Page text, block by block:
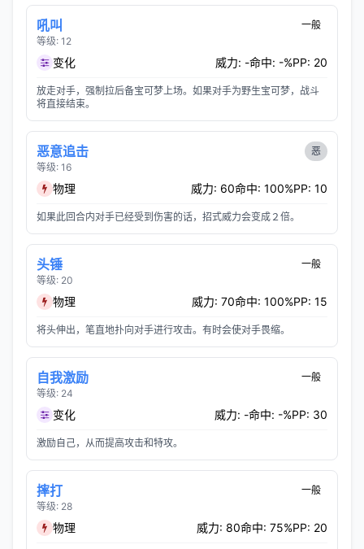
吼叫
等级: 12
一般
变化 威力: -命中: -%PP: 20
放走对手，强制拉后备宝可梦上场。如果对手为野生宝可梦，战斗
将直接结束。
恶意追击
等级: 16
恶
物理 威力: 60命中: 100%PP: 10
如果此回合内对手已经受到伤害的话，招式威力会变成２倍。
头锤
等级: 20
一般
物理 威力: 70命中: 100%PP: 15
将头伸出，笔直地扑向对手进行攻击。有时会使对手畏缩。
自我激励
等级: 24
一般
变化 威力: -命中: -%PP: 30
激励自己，从而提高攻击和特攻。
摔打
等级: 28
一般
物理 威力: 80命中: 75%PP: 20